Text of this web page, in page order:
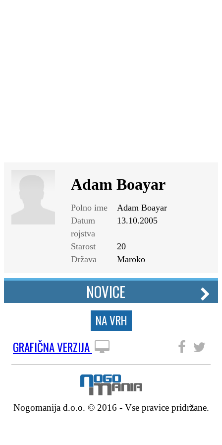
Adam Boayar
Polno ime
Adam Boayar
Datum
rojstva
13.10.2005
Starost
20
Država
Maroko
NOVICE
NA VRH
GRAFIČNA VERZIJA
Nogomanija d.o.o. © 2016 - Vse pravice pridržane.